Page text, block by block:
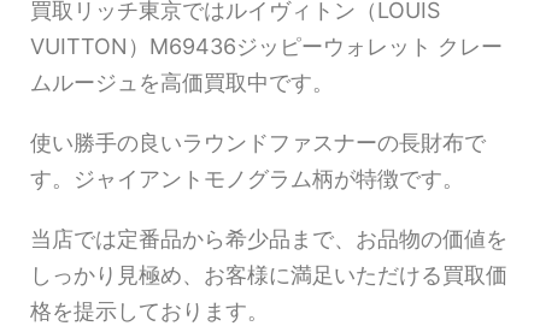
買取リッチ東京ではルイヴィトン（LOUIS
VUITTON）M69436ジッピーウォレット クレー
ムルージュを高価買取中です。
使い勝手の良いラウンドファスナーの長財布で
す。ジャイアントモノグラム柄が特徴です。
当店では定番品から希少品まで、お品物の価値を
しっかり見極め、お客様に満足いただける買取価
格を提示しております。